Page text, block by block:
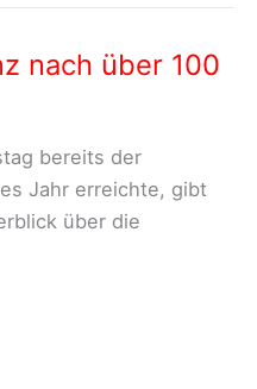
nach über 100
bereits der
Jahr erreichte, gibt
über die